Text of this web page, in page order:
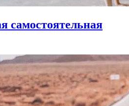
самостоятельная